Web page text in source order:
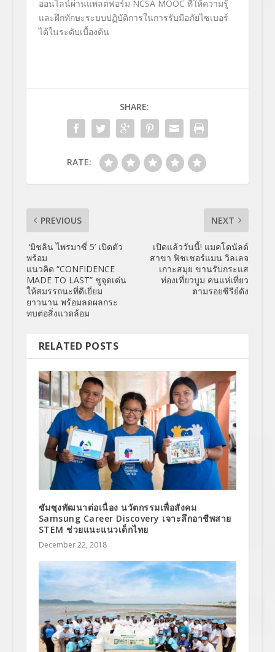
ออนไลน์ผ่านแพลตฟอร์ม NCSA MOOC ที่ให้ความรู้
และฝึกทักษะระบบปฏิบัติการในการรับมือภัยไซเบอร์
ได้ในระดับเบื้องต้น
SHARE:
RATE:
PREVIOUS
‘มิชลิน ไพรมาซี่ 5’ เปิดตัว
พร้อม
แนวคิด “CONFIDENCE
MADE TO LAST” ชูจุดเด่น
ให้สมรรถนะที่ดีเยี่ยม
ยาวนาน พร้อมลดผลกระ
ทบต่อสิ่งแวดล้อม
NEXT
เปิดแล้ววันนี้! แมคโดนัลด์
สาขา ฟิชเชอร์แมน วิลเลจ
เกาะสมุย ขานรับกระแส
ท่องเที่ยวบูม คนแห่เที่ยว
ตามรอยซีรีย์ดัง
RELATED POSTS
ซัมซุงพัฒนาต่อเนื่อง นวัตกรรมเพื่อสังคม
Samsung Career Discovery เจาะลึกอาชีพสาย
STEM ช่วยแนะแนวเด็กไทย
December 22, 2018